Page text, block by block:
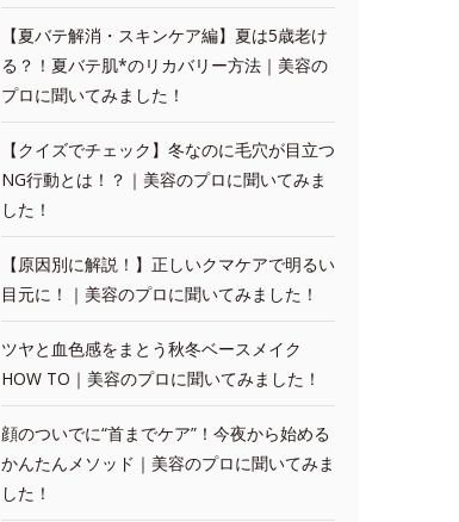
【夏バテ解消・スキンケア編】夏は5歳老け
る？！夏バテ肌*のリカバリー方法｜美容の
プロに聞いてみました！
【クイズでチェック】冬なのに毛穴が目立つ
NG行動とは！？｜美容のプロに聞いてみま
した！
【原因別に解説！】正しいクマケアで明るい
目元に！｜美容のプロに聞いてみました！
ツヤと血色感をまとう秋冬ベースメイク
HOW TO｜美容のプロに聞いてみました！
顔のついでに“首までケア”！今夜から始める
かんたんメソッド｜美容のプロに聞いてみま
した！